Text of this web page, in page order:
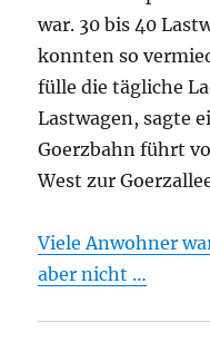
war. 30 bis 40
konnten so
fülle die tägliche
Lastwagen, sagte
Goerzbahn führt
West zur
Viele Anwohner
aber nicht …